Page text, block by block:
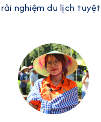
nghiệm du lịch